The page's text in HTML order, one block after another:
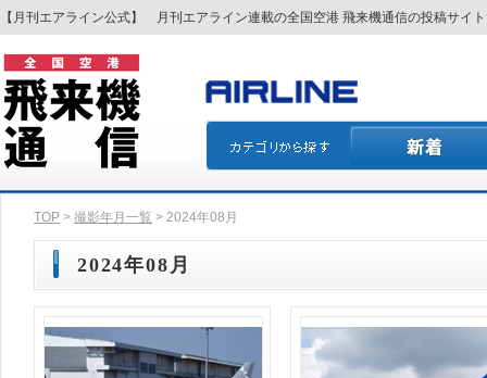
【月刊エアライン公式】 月刊エアライン連載の全国空港 飛来機通信の投稿サイ
TOP > 撮影年月一覧 > 2024年08月
2024年08月